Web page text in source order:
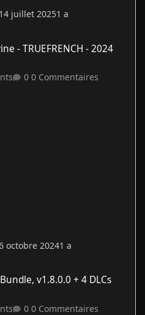
juillet 20251 a
- TRUEFRENCH - 2024
0 Commentaires
octobre 20241 a
v1.8.0.0 + 4 DLCs
0 Commentaires